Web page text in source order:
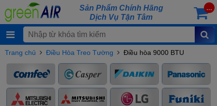
Sản Phẩm Chính Hãng
Dịch Vụ Tận Tâm
...
Trang chủ Điều Hòa Treo Tường Điều hòa 9000 BTU